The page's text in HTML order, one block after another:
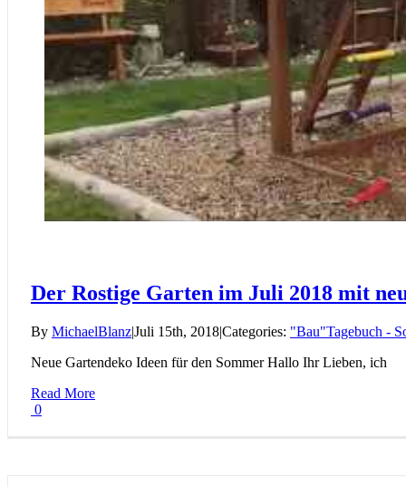
Der Rostige Garten im Juli 2018 mit
By MichaelBlanz|Juli 15th, 2018|Categories: "Bau"Tagebuch -
Neue Gartendeko Ideen für den Sommer Hallo Ihr Lieben, ich
Read More
0